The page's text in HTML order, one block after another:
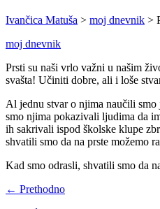
Ivančica Matuša > moj dnevnik >
moj dnevnik
Prsti su naši vrlo važni u našim
svašta! Učiniti dobre, ali i loše
Al jednu stvar o njima naučili
smo njima pokazivali ljudima da
ih sakrivali ispod školske klupe
shvatili smo da na prste možemo
Kad smo odrasli, shvatili smo da
← Prethodno